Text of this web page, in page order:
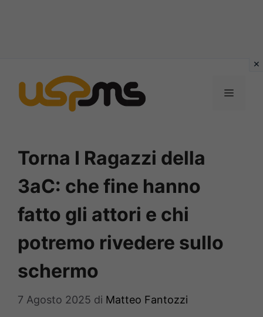
contenuto
MENU
Torna I Ragazzi della
3aC: che fine hanno
fatto gli attori e chi
potremo rivedere sullo
schermo
7 Agosto 2025 di Matteo Fantozzi